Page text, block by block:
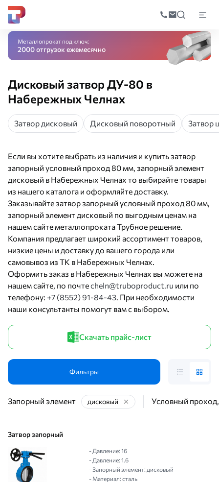
по
Главная Запорная арматура
Металлопрокат под ключ:
2000 отгрузок ежемесячно
Дисковый затвор ДУ-80 в
Набережных Челнах
Затвор дисковый Дисковый поворотный Затвор
Если вы хотите выбрать из наличия и купить затвор
запорный условный проход 80 мм, запорный элемент
дисковый в Набережных Челнах то выбирайте товары
из нашего каталога и оформляйте доставку.
Заказывайте затвор запорный условный проход 80 мм,
запорный элемент дисковый по выгодным ценам на
нашем сайте металлопроката Трубное решение.
Компания предлагает широкий ассортимент товаров,
низкие цены и доставку до вашего города или
самовывоз из ТК в Набережных Челнах.
Оформить заказ в Набережных Челнах вы можете на
нашем сайте, по почтеcheln@truboproduct.ru или по
телефону: +7 (8552) 91-84-43. При необходимости
наши консультанты помогут вам с выбором.
Скачать прайс-лист
Фильтры
Запорный элемент дисковый Условный
Затвор запорный
- Давление: 16
- Давление: 1.6
- Запорный элемент: дисковый
- Материал: сталь